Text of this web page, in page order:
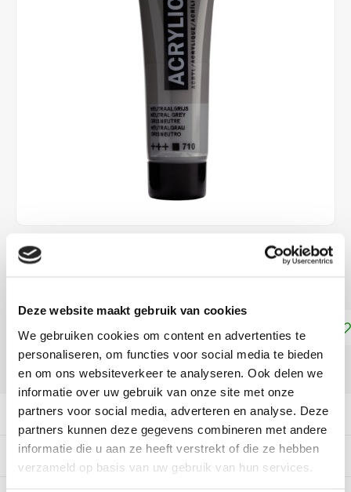
Deze website maakt gebruik van cookies
We gebruiken cookies om content en advertenties te
personaliseren, om functies voor social media te bieden
en om ons websiteverkeer te analyseren. Ook delen we
informatie over uw gebruik van onze site met onze
partners voor social media, adverteren en analyse. Deze
partners kunnen deze gegevens combineren met andere
informatie die u aan ze heeft verstrekt of die ze hebben
verzameld op basis van uw gebruik van hun services.
€1,90
Toevoegen aan winkelwagen
DELEN:
Productomschrijving
Gerelateerde producten